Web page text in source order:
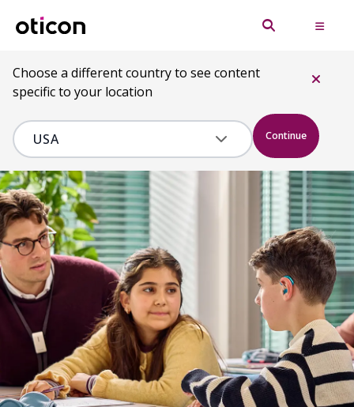
Choose a different country to see content
specific to your location
Continue